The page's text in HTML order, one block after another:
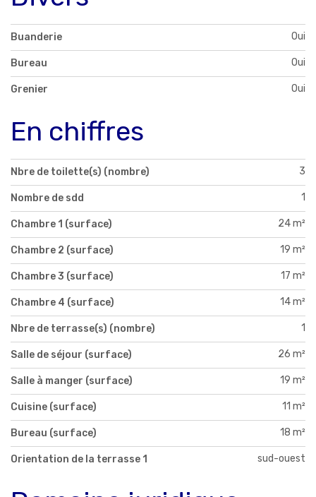
Buanderie Oui
Bureau Oui
Grenier Oui
En chiffres
Nbre de toilette(s) (nombre) 3
Nombre de sdd 1
Chambre 1 (surface) 24 m²
Chambre 2 (surface) 19 m²
Chambre 3 (surface) 17 m²
Chambre 4 (surface) 14 m²
Nbre de terrasse(s) (nombre) 1
Salle de séjour (surface) 26 m²
Salle à manger (surface) 19 m²
Cuisine (surface) 11 m²
Bureau (surface) 18 m²
Orientation de la terrasse 1 sud-ouest